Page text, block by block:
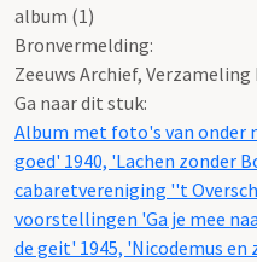
album (1)
Bronvermelding:
Zeeuws Archief, Verzameling
Ga naar dit stuk:
Album met foto's van onder
goed' 1940, 'Lachen zonder
cabaretvereniging ''t
voorstellingen 'Ga je mee
de geit' 1945, 'Nicodemus en